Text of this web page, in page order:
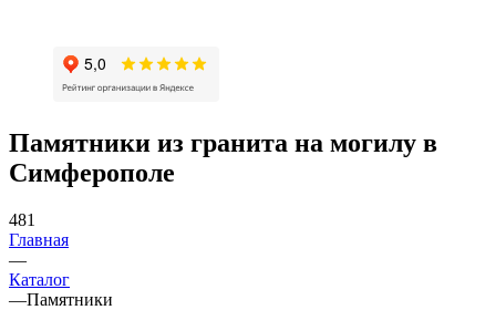
Памятники из гранита на могилу в
Симферополе
481
Главная
—
Каталог
—Памятники